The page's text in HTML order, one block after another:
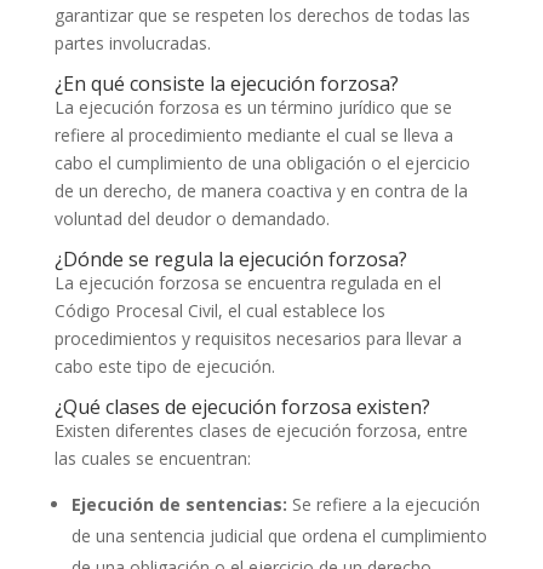
garantizar que se respeten los derechos de todas las
partes involucradas.
¿En qué consiste la ejecución forzosa?
La ejecución forzosa es un término jurídico que se
refiere al procedimiento mediante el cual se lleva a
cabo el cumplimiento de una obligación o el ejercicio
de un derecho, de manera coactiva y en contra de la
voluntad del deudor o demandado.
¿Dónde se regula la ejecución forzosa?
La ejecución forzosa se encuentra regulada en el
Código Procesal Civil, el cual establece los
procedimientos y requisitos necesarios para llevar a
cabo este tipo de ejecución.
¿Qué clases de ejecución forzosa existen?
Existen diferentes clases de ejecución forzosa, entre
las cuales se encuentran:
Ejecución de sentencias: Se refiere a la ejecución
de una sentencia judicial que ordena el cumplimiento